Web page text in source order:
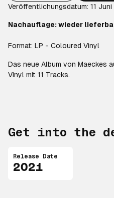
Veröffentlichungsdatum: 11 Juni
Nachauflage:wieder
Format: LP - Coloured Vinyl
Das neue Album von Maeckes
Vinyl mit 11 Tracks.
Get into the
Release Date
2021